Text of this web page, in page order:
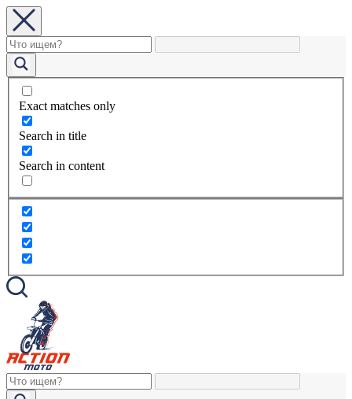
Exact matches only
Search in title
Search in content